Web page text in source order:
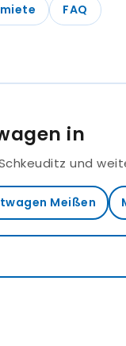
FAQ
in
und
Meißen